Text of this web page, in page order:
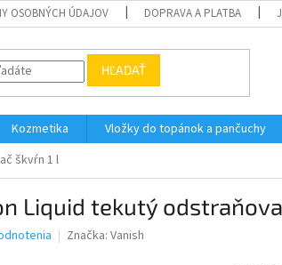
OSOBNÝCH ÚDAJOV DOPRAVA A PLATBA
HĽADAŤ
Kozmetika Vložky do topánok a pančuchy
škvŕn 1 l
Liquid tekutý
Značka: Vanish